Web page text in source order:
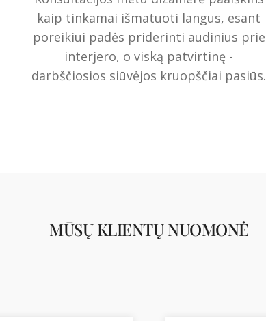
kaip tinkamai išmatuoti langus, esant
poreikiui padės priderinti audinius prie
interjero, o viską patvirtinę -
darbščiosios siūvėjos kruopščiai pasiūs.
MŪSŲ KLIENTŲ NUOMONĖ